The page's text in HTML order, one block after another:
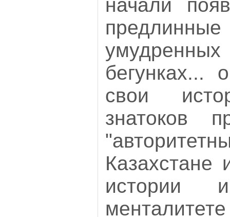
начали
бегунках...
свои
знатоков
Казахстане
истории